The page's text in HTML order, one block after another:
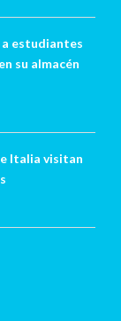
a estudiantes
su almacén
Italia visitan